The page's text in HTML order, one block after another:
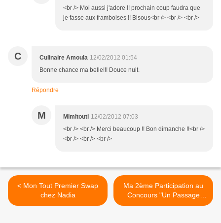
<br /> Moi aussi j'adore !! prochain coup faudra que
je fasse aux framboises !! Bisous<br /> <br /> <br />
C Culinaire Amoula 12/02/2012 01:54
Bonne chance ma belle!!! Douce nuit.
Répondre
M Mimitouti 12/02/2012 07:03
<br /> <br /> Merci beaucoup !! Bon dimanche !!<br />
<br /> <br /> <br />
< Mon Tout Premier Swap
chez Nadia
Ma 2ème Participation au
Concours "Un Passage
dans ma Cuisine" Chez Léa